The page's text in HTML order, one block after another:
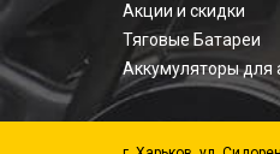
Акции и скидки
Тяговые Батареи
Аккумуляторы для